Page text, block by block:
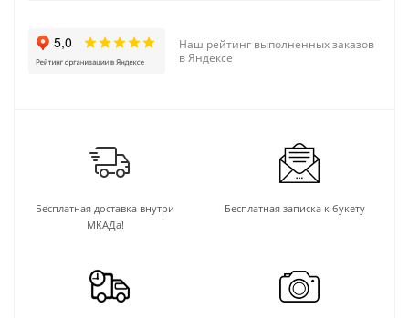
Наш рейтинг выполненных заказов
в Яндексе
Бесплатная доставка внутри
МКАДа!
Бесплатная записка к букету